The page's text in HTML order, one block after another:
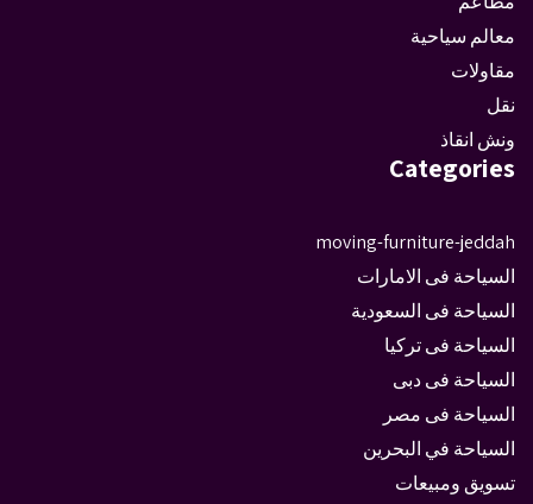
معالم سياحية
مقاولات
نقل
ونش انقاذ
Categories
moving-furniture-jeddah
السياحة فى الامارات
السياحة فى السعودية
السياحة فى تركيا
السياحة فى دبى
السياحة فى مصر
السياحة في البحرين
تسويق ومبيعات